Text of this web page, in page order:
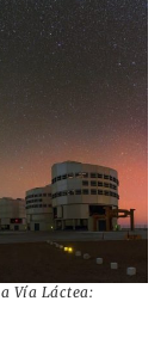
Vía Láctea: